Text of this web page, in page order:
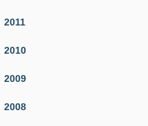
2011
2010
2009
2008